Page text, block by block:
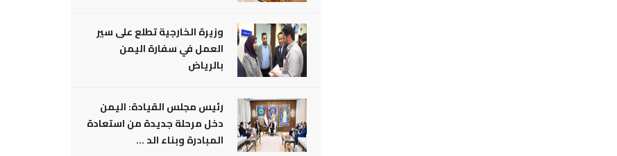
وزيرة الخارجية تطلع على سير
العمل في سفارة اليمن
بالرياض
رئيس مجلس القيادة: اليمن
دخل مرحلة جديدة من استعادة
المبادرة وبناء الد ...